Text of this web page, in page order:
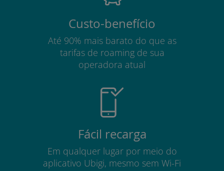
Custo-benefício
Até 90% mais barato do que as
tarifas de roaming de sua
operadora atual
Fácil recarga
Em qualquer lugar por meio do
aplicativo Ubigi, mesmo sem Wi-Fi